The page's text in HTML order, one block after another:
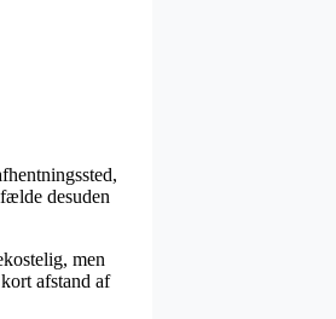
desuden
men
afstand af